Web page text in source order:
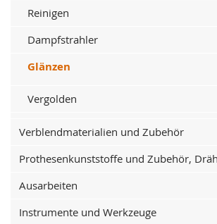
Reinigen
Dampfstrahler
Glänzen
Vergolden
Verblendmaterialien und Zubehör
Prothesenkunststoffe und Zubehör,
Ausarbeiten
Instrumente und Werkzeuge